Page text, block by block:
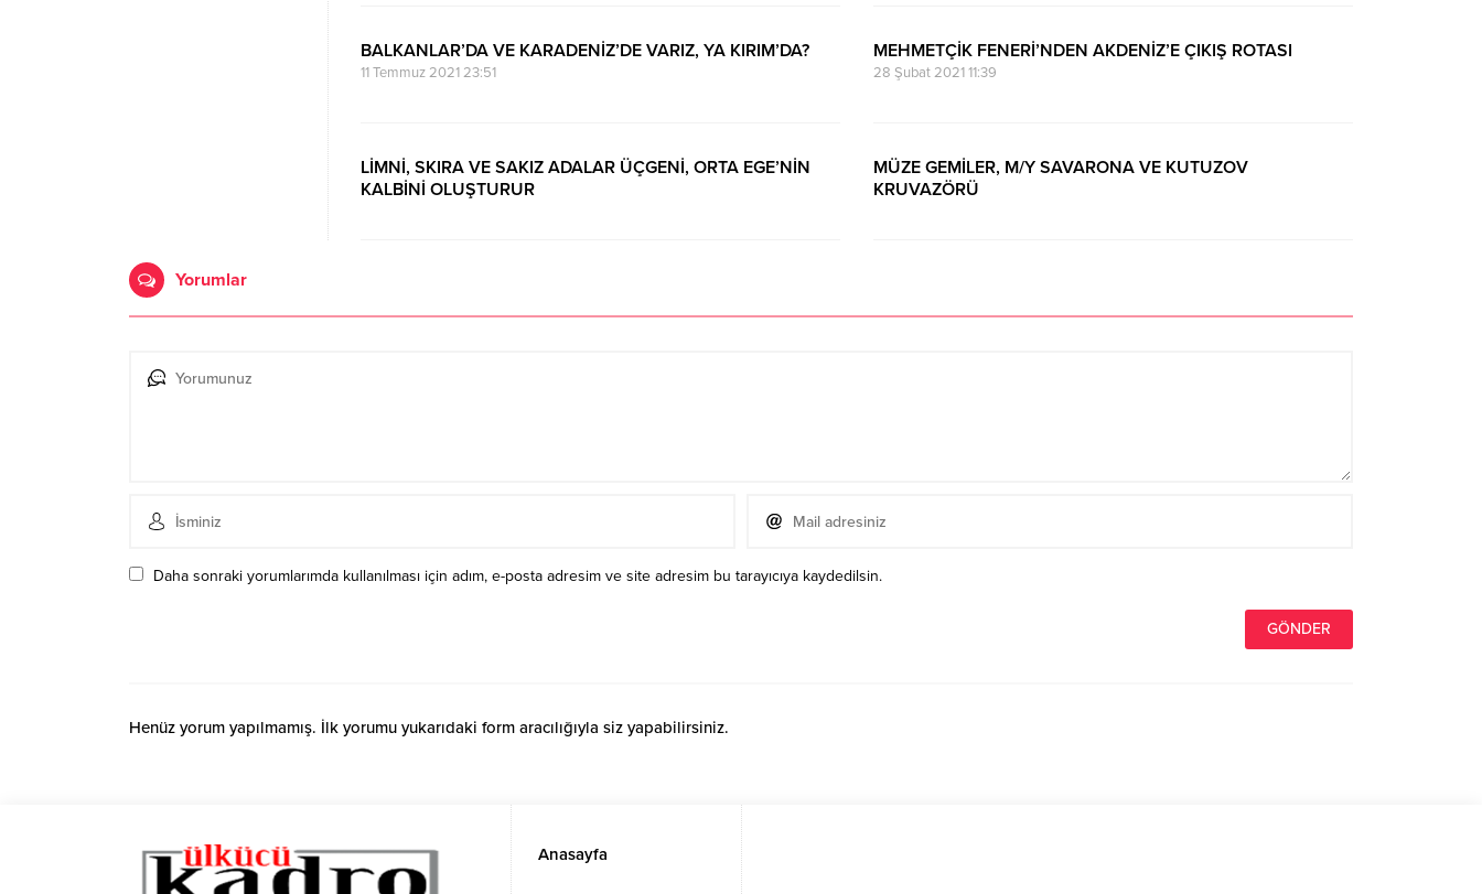
BALKANLAR’DA VE KARADENİZ’DE VARIZ, YA KIRIM’DA?
11 Temmuz 2021 23:51
MEHMETÇİK FENERİ’NDEN AKDENİZ’E ÇIKIŞ ROTASI
28 Şubat 2021 11:39
LİMNİ, SKIRA VE SAKIZ ADALAR ÜÇGENİ, ORTA EGE’NİN
KALBİNİ OLUŞTURUR
MÜZE GEMİLER, M/Y SAVARONA VE KUTUZOV
KRUVAZÖRÜ
Yorumlar
Daha sonraki yorumlarımda kullanılması için adım, e-posta adresim ve site adresim bu tarayıcıya kaydedilsin.
Henüz yorum yapılmamış. İlk yorumu yukarıdaki form aracılığıyla siz yapabilirsiniz.
Anasayfa